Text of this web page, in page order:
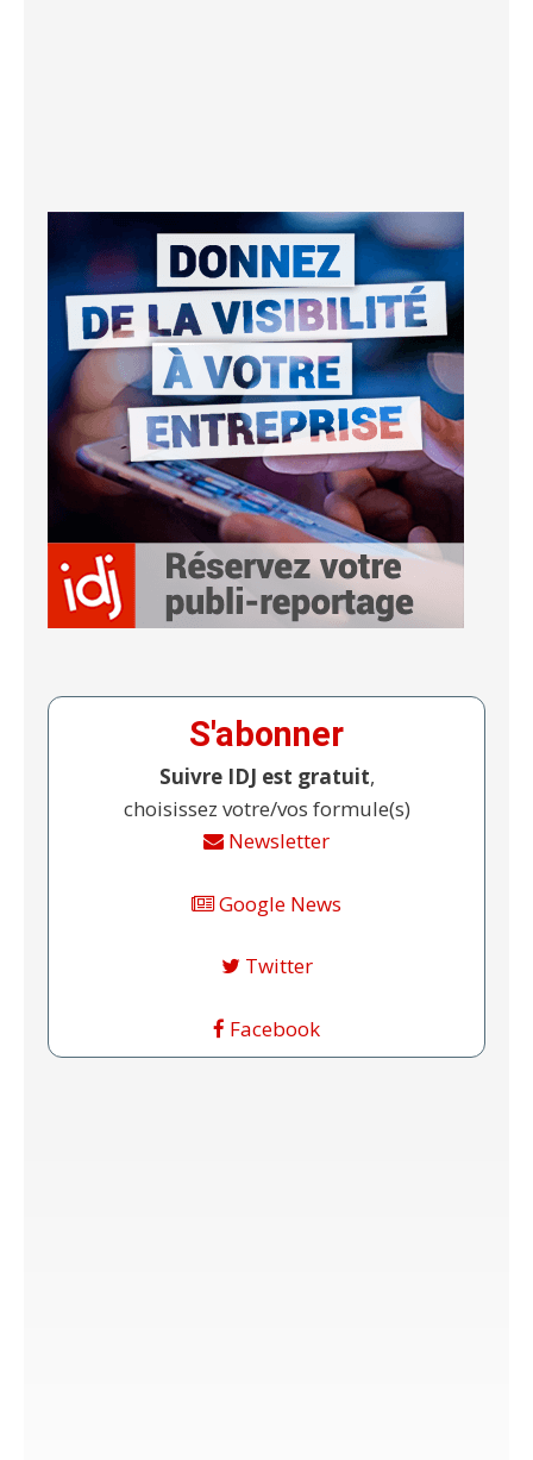
S'abonner
Suivre IDJ est gratuit,
choisissez votre/vos formule(s)
Newsletter
Google News
Twitter
Facebook